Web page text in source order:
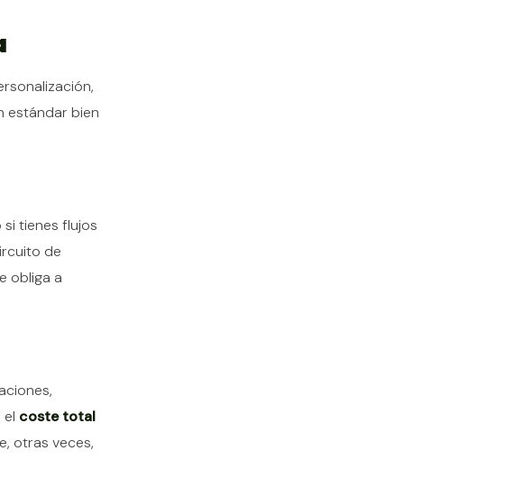
estándar bien
tienes flujos
de
obliga a
coste total
otras veces,